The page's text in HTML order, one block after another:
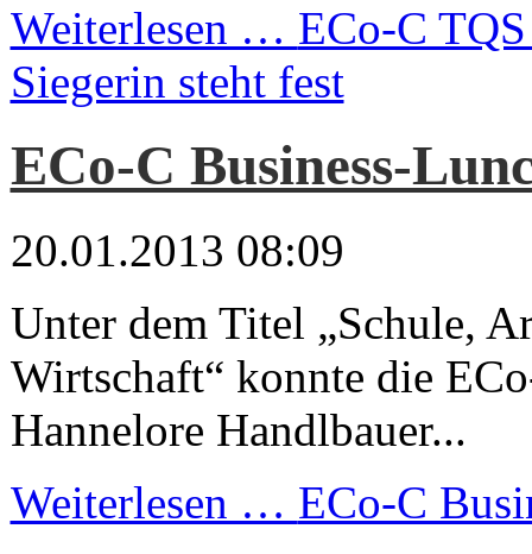
Weiterlesen … ECo-C
Siegerin steht fest
ECo-C Business-
20.01.2013 08:09
Unter dem Titel „Schule,
Wirtschaft“ konnte die
Hannelore Handlbauer...
Weiterlesen … ECo-C